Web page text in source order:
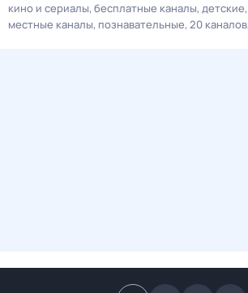
кино и сериалы бесплатные каналы детские
местные каналы познавательные 20 каналов